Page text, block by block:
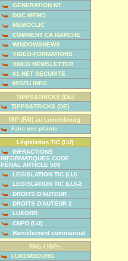
GENERATION NT
DOC MEMO
MEMOCLIC
COMMENT CA MARCHE
WINDOWSNEWS
VIDEO-FORMATIONS
XMCO NEWSLETTER
01.NET SECURITE
MISFU INFO
TIPPS&TRICKS (DE)
TIPPS&TRICKS (DE)
ISP (FAI) au Luxembourg
Faire une plainte
Législation TIC (LU)
INFRACTIONS
INFORMATIQUES CODE
PÉNAL ARTICLE 509
LEGISLATION TIC (LU)
LEGISLATION TIC (LU)-2
DROITS D'AUTEUR
DROITS D'AUTEUR 2
LUXORR
CNPD (LU)
Harcèlement commercial
FAIs / ISPs
LUXEMBOURG